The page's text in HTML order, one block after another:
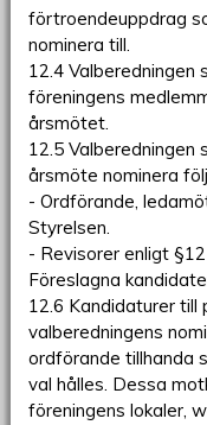
förtroendeuppdrag
nominera till.
12.4
föreningens
årsmötet.
12.5 Valberedningen
årsmöte nominera
- Ordförande,
Styrelsen.
- Revisorer enligt
Föreslagna
12.6 Kandidaturer
valberedningens
ordförande tillhanda
val hålles. Dessa
föreningens lokaler,